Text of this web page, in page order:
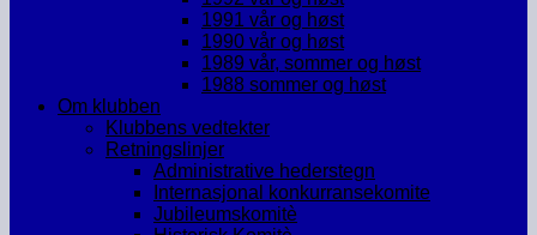
1991 vår og høst
1990 vår og høst
1989 vår, sommer og høst
1988 sommer og høst
Om klubben
Klubbens vedtekter
Retningslinjer
Administrative hederstegn
Internasjonal konkurransekomite
Jubileumskomitè